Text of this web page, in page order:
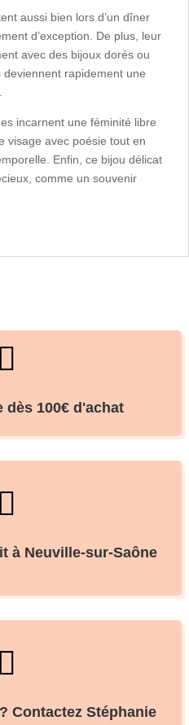
aussi bien lors d’un dîner
d’exception. De plus, leur
avec des bijoux dorés ou
rapidement une
incarnent une féminité libre
visage avec poésie tout en
Enfin, ce bijou délicat
comme un souvenir

100€ d'achat

à Neuville-sur-Saône

Contactez Stéphanie